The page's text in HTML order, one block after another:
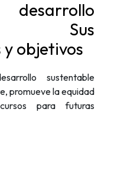
Sus
objetivos
sustentable
promueve la equidad
para futuras